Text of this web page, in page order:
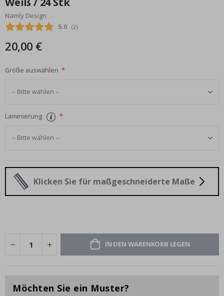
Bildgalerie
springen
Namly Design
Durchschnittliche Bewertung:
5.0 (abgegebene bewertungen:
2)
20,00 €
Größe auswählen
Laminierung
Klicken Sie für maßgeschneiderte Maße
IN DEN WARENKORB LEGEN
Möchten Sie ein Muster?